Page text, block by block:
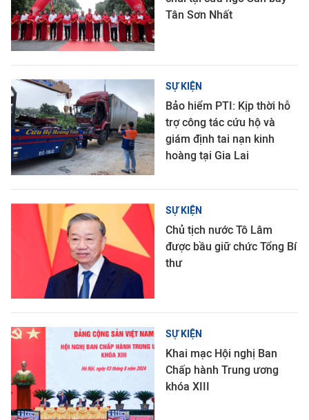
Tân Sơn Nhất
SỰ KIỆN
Bảo hiểm PTI: Kịp thời hỗ
trợ công tác cứu hộ và
giám định tai nạn kinh
hoàng tại Gia Lai
SỰ KIỆN
Chủ tịch nước Tô Lâm
được bầu giữ chức Tổng Bí
thư
SỰ KIỆN
Khai mạc Hội nghị Ban
Chấp hành Trung ương
khóa XIII